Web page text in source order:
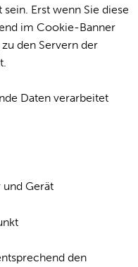
sein. Erst wenn Sie diese
im Cookie-Banner
den Servern der
Daten verarbeitet
Gerät
den